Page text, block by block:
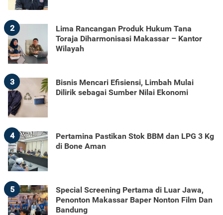
2
Lima Rancangan Produk Hukum Tana
Toraja Diharmonisasi Makassar – Kantor
Wilayah
3
Bisnis Mencari Efisiensi, Limbah Mulai
Dilirik sebagai Sumber Nilai Ekonomi
4
Pertamina Pastikan Stok BBM dan LPG 3 Kg
di Bone Aman
5
Special Screening Pertama di Luar Jawa,
Penonton Makassar Baper Nonton Film Dan
Bandung